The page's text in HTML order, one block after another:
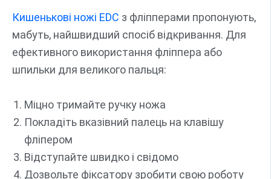
Кишенькові ножі EDC з фліпперами пропонують,
мабуть, найшвидший спосіб відкривання. Для
ефективного використання фліппера або
шпильки для великого пальця:
Міцно тримайте ручку ножа
Покладіть вказівний палець на клавішу
фліпером
Відступайте швидко і свідомо
Дозвольте фіксатору зробити свою роботу